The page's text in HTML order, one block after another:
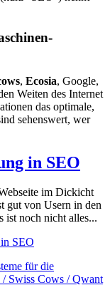
, Ecosia, Google,
Weiten des Internet
das optimale,
sehenswert, wer
in SEO
im Dickicht
gut von Usern in den
ist noch nicht alles...
SEO